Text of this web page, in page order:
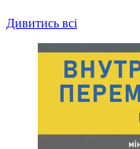
Дивитись всі